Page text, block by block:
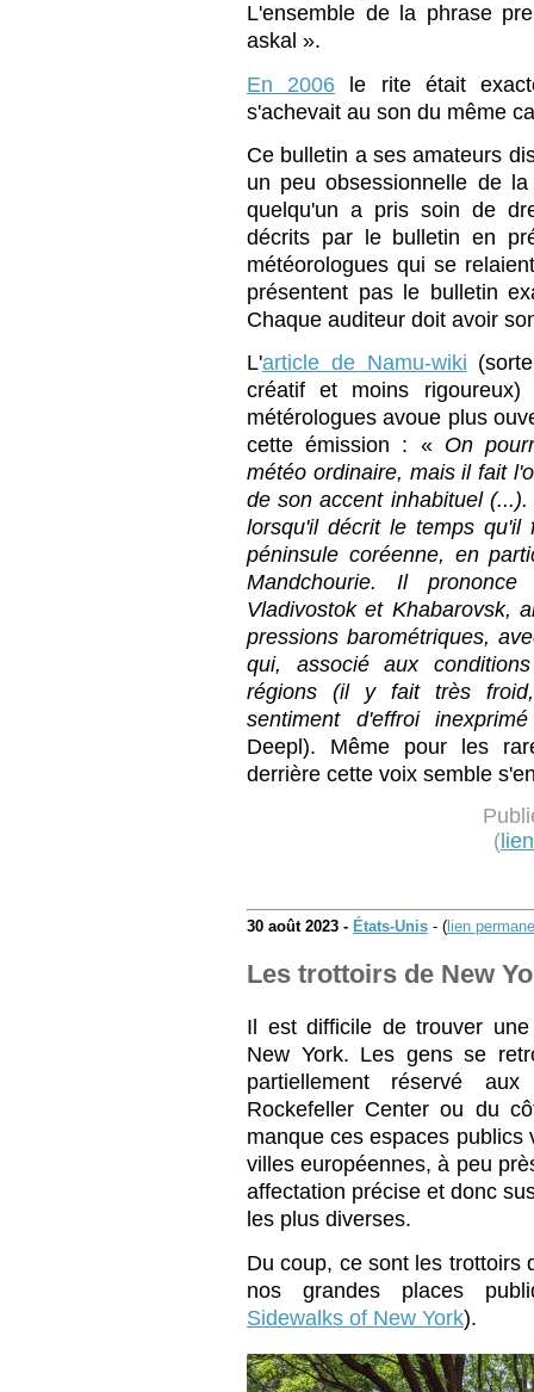
L'ensemble de la phrase
askal ».
En 2006 le rite était
s'achevait au son du même
Ce bulletin a ses amateurs
un peu obsessionnelle de
quelqu'un a pris soin de
décrits par le bulletin en
météorologues qui se
présentent pas le bulletin
Chaque auditeur doit avoir
L'article de Namu-wiki
créatif et moins
métérologues avoue plus
cette émission : « On
météo ordinaire, mais il fait
de son accent inhabituel
lorsqu'il décrit le temps
péninsule coréenne, en
Mandchourie. Il
Vladivostok et Khabarovsk,
pressions barométriques,
qui, associé aux
régions (il y fait très
sentiment d'effroi
Deepl). Même pour les
derrière cette voix semble
(
30 août 2023 - États-Unis - ( lien
Les trottoirs de New
Il est difficile de trouver
New York. Les gens se
partiellement réservé
Rockefeller Center ou du
manque ces espaces
villes européennes, à peu
affectation précise et donc
les plus diverses.
Du coup, ce sont les trottoirs
nos grandes places
Sidewalks of New York).